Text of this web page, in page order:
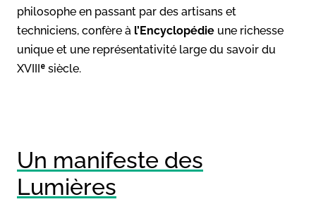
philosophe en passant par des artisans et
techniciens, confère à l’Encyclopédie une richesse
unique et une représentativité large du savoir du
XVIIIᵉ siècle.
Un manifeste des
Lumières